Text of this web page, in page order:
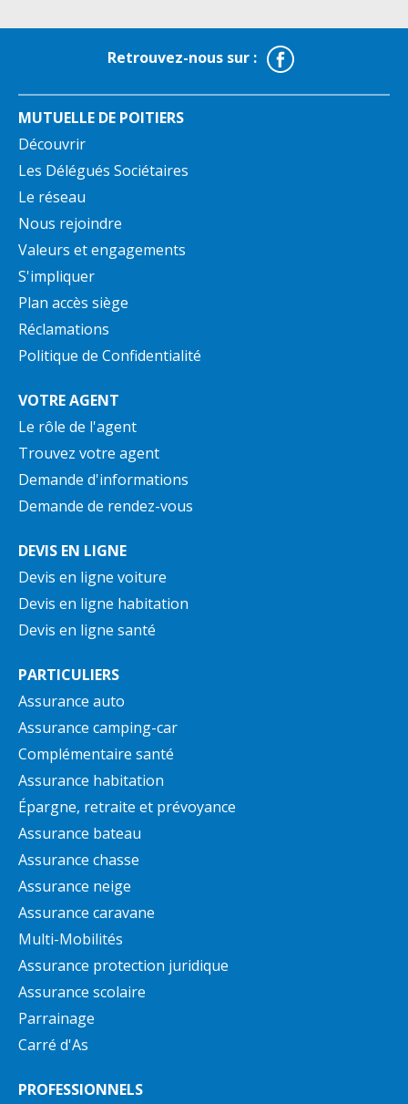
Retrouvez-nous sur : Facebook
MUTUELLE DE POITIERS
Découvrir
Les Délégués Sociétaires
Le réseau
Nous rejoindre
Valeurs et engagements
S'impliquer
Plan accès siège
Réclamations
Politique de Confidentialité
VOTRE AGENT
Le rôle de l'agent
Trouvez votre agent
Demande d'informations
Demande de rendez-vous
DEVIS EN LIGNE
Devis en ligne voiture
Devis en ligne habitation
Devis en ligne santé
PARTICULIERS
Assurance auto
Assurance camping-car
Complémentaire santé
Assurance habitation
Épargne, retraite et prévoyance
Assurance bateau
Assurance chasse
Assurance neige
Assurance caravane
Multi-Mobilités
Assurance protection juridique
Assurance scolaire
Parrainage
Carré d'As
PROFESSIONNELS